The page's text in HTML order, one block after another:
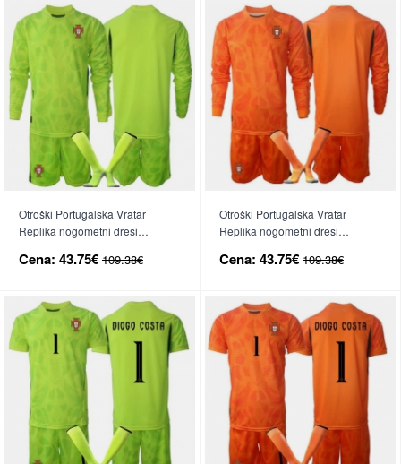
Otroški Portugalska Vratar
Replika nogometni dresi
Rokav (+ hlače)
Cena: 43.75€ 109.38€
Otroški Portugalska Vratar
Replika nogometni dresi
Dolgi Rokav (+ hlače)
Cena: 43.75€ 109.38€